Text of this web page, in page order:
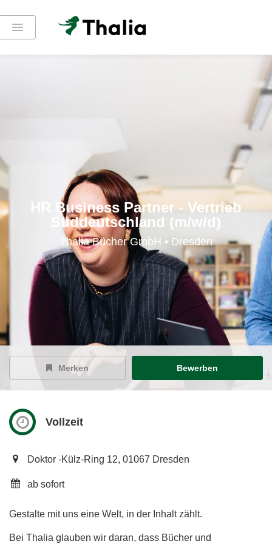
HR Business Partner - Vertrieb
Süddeutschland (m/w/d)
Thalia Bücher GmbH • Dresden
Merken Bewerben
Vollzeit
Doktor -Külz-Ring 12, 01067 Dresden
ab sofort
Gestalte mit uns eine Welt, in der Inhalt zählt.
Bei Thalia glauben wir daran, dass Bücher und